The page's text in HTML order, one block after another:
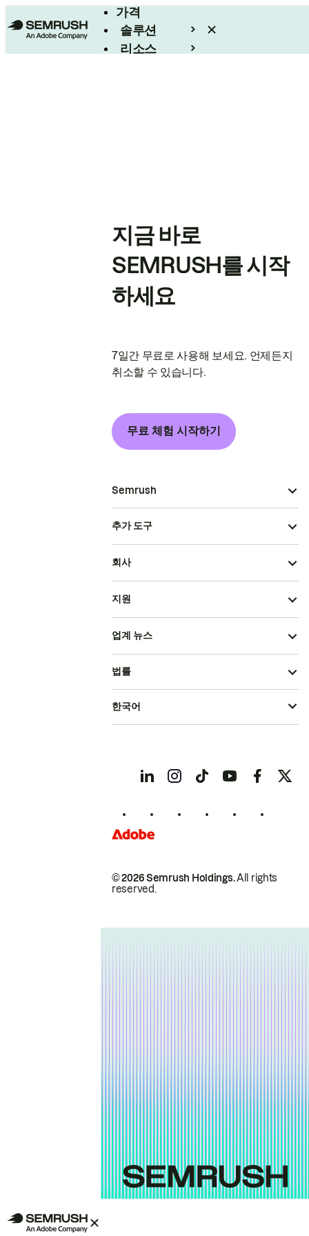
가격
솔루션
리소스
지금 바로
SEMRUSH를 시작
하세요
7일간 무료로 사용해 보세요. 언제든지
취소할 수 있습니다.
무료 체험 시작하기
Semrush
추가 도구
회사
지원
업계 뉴스
© 2026 Semrush Holdings.All rights
reserved.
법률
한국어